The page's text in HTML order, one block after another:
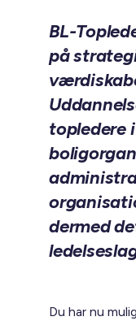
BL-
på
topledere
dermed
Du har nu